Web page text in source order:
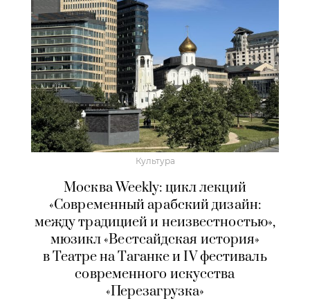
Культура
Москва Weekly: цикл лекций
«Современный арабский дизайн:
между традицией и неизвестностью»,
мюзикл «Вестсайдская история»
в Театре на Таганке и IV фестиваль
современного искусства
«Перезагрузка»